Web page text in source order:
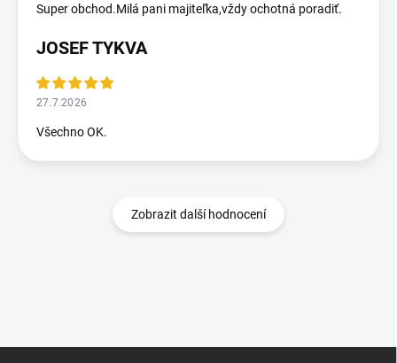
Super obchod.Milá pani majiteľka,vždy ochotná poradiť.
JOSEF TYKVA
27.7.2026
Všechno OK.
Zobrazit další hodnocení